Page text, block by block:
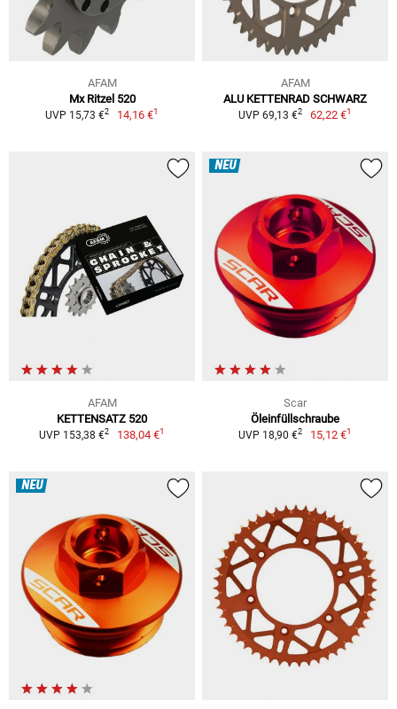
AFAM
Mx Ritzel 520
UVP 15,73 €2 14,16 €1
AFAM
ALU KETTENRAD SCHWARZ
UVP 69,13 €2 62,22 €1
AFAM
KETTENSATZ 520
UVP 153,38 €2 138,04 €1
NEU
Scar
Öleinfüllschraube
UVP 18,90 €2 15,12 €1
NEU